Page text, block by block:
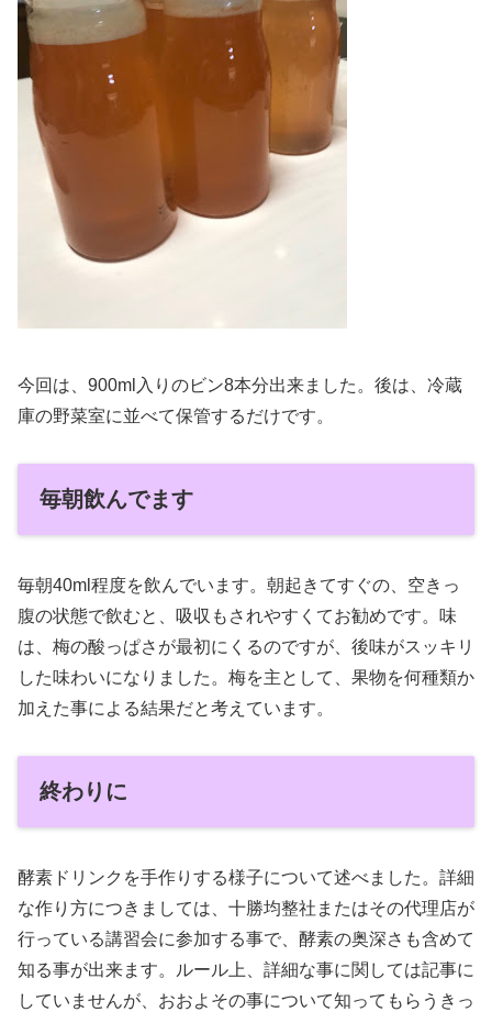
今回は、900ml入りのビン8本分出来ました。後は、冷蔵
庫の野菜室に並べて保管するだけです。
毎朝飲んでます
毎朝40ml程度を飲んでいます。朝起きてすぐの、空きっ
腹の状態で飲むと、吸収もされやすくてお勧めです。味
は、梅の酸っぱさが最初にくるのですが、後味がスッキリ
した味わいになりました。梅を主として、果物を何種類か
加えた事による結果だと考えています。
終わりに
酵素ドリンクを手作りする様子について述べました。詳細
な作り方につきましては、十勝均整社またはその代理店が
行っている講習会に参加する事で、酵素の奥深さも含めて
知る事が出来ます。ルール上、詳細な事に関しては記事に
していませんが、おおよその事について知ってもらうきっ